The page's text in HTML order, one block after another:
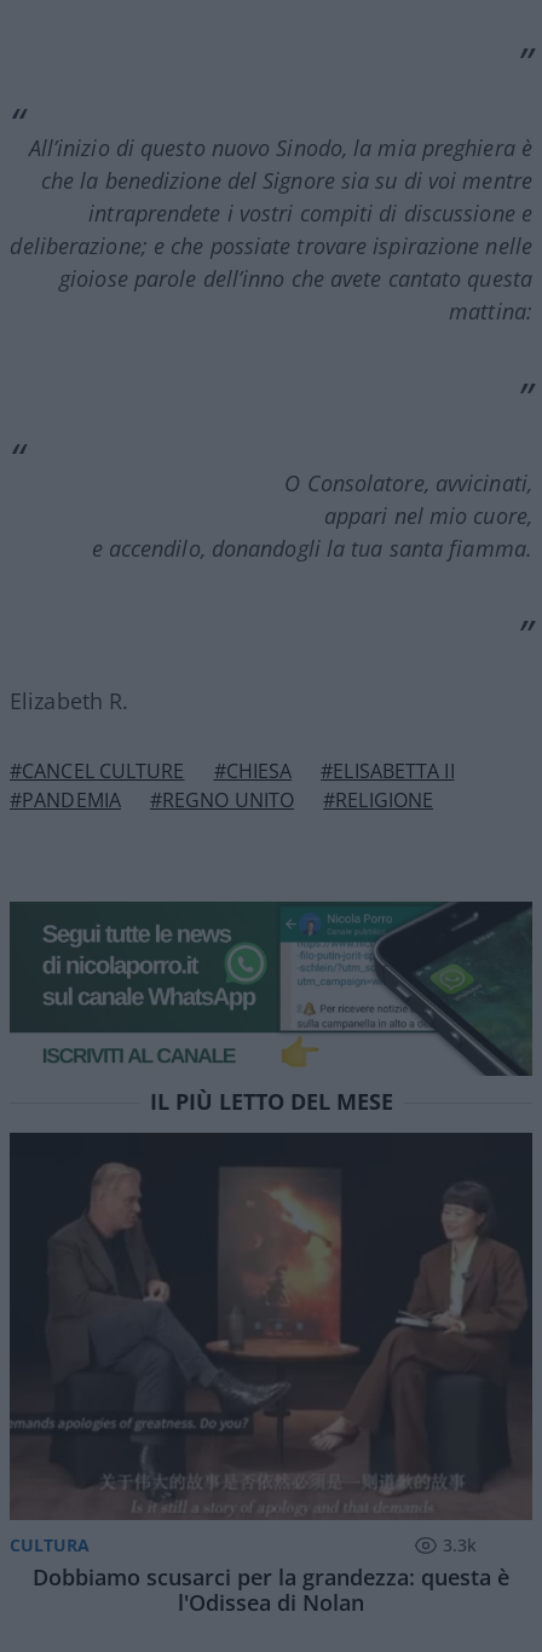
All’inizio di questo nuovo Sinodo, la mia preghiera è
che la benedizione del Signore sia su di voi mentre
intraprendete i vostri compiti di discussione e
deliberazione; e che possiate trovare ispirazione nelle
gioiose parole dell’inno che avete cantato questa
mattina:
O Consolatore, avvicinati,
appari nel mio cuore,
e accendilo, donandogli la tua santa fiamma.
Elizabeth R.
#CANCEL CULTURE #CHIESA
#ELISABETTA II
#PANDEMIA
#REGNO UNITO #RELIGIONE
IL PIÙ LETTO DEL MESE
CULTURA 3.3k
Dobbiamo scusarci per la grandezza: questa è
l'Odissea di Nolan